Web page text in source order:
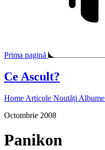
Prima pagină
Ce Ascult?
Home Articole Noutăți Albume
Octombrie 2008
Panikon